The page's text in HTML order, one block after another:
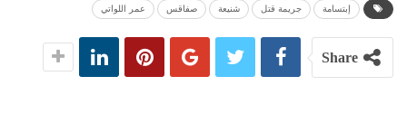
إبتسامة جريمة قتل شنيعة صفاقس عمر اللواتي
Share